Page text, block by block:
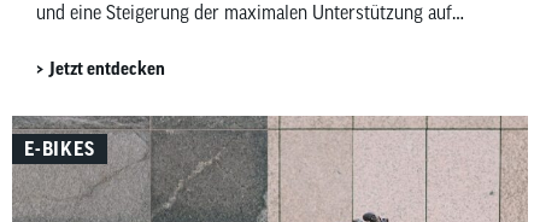
und eine Steigerung der maximalen Unterstützung auf
Jetzt entdecken
E-BIKES